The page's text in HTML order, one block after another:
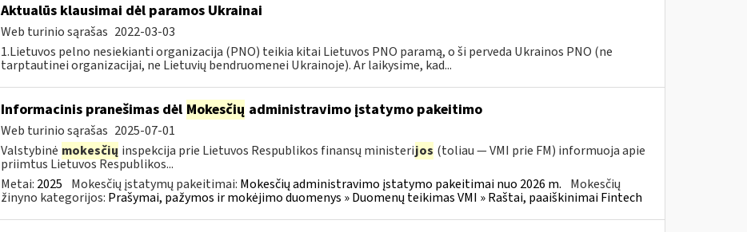
Aktualūs klausimai dėl paramos Ukrainai
Web turinio sąrašas 2022-03-03
1.Lietuvos pelno nesiekianti organizacija (PNO) teikia kitai Lietuvos PNO paramą, o ši perveda Ukrainos PNO (ne
tarptautinei organizacijai, ne Lietuvių bendruomenei Ukrainoje). Ar laikysime, kad...
Informacinis pranešimas dėl Mokesčių administravimo įstatymo pakeitimo
Web turinio sąrašas 2025-07-01
Valstybinė mokesčių inspekcija prie Lietuvos Respublikos finansų ministerijos (toliau — VMI prie FM) informuoja apie
priimtus Lietuvos Respublikos...
Metai: 2025 Mokesčių įstatymų pakeitimai: Mokesčių administravimo įstatymo pakeitimai nuo 2026 m. Mokesčių
žinyno kategorijos: Prašymai, pažymos ir mokėjimo duomenys » Duomenų teikimas VMI » Raštai, paaiškinimai Fintech